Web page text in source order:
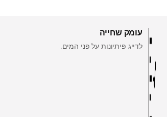
עומק שחייה
לדייג פיתיונות על פני המים.